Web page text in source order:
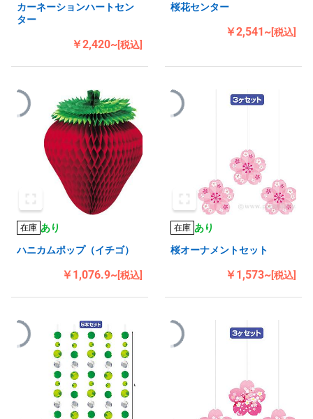
カーネーションハートセン
ター
￥2,420~[税込]
桜花センター
￥2,541~[税込]
在庫 あり
ハニカムポップ（イチゴ）
￥1,076.9~[税込]
在庫 あり
桜オーナメントセット
￥1,573~[税込]